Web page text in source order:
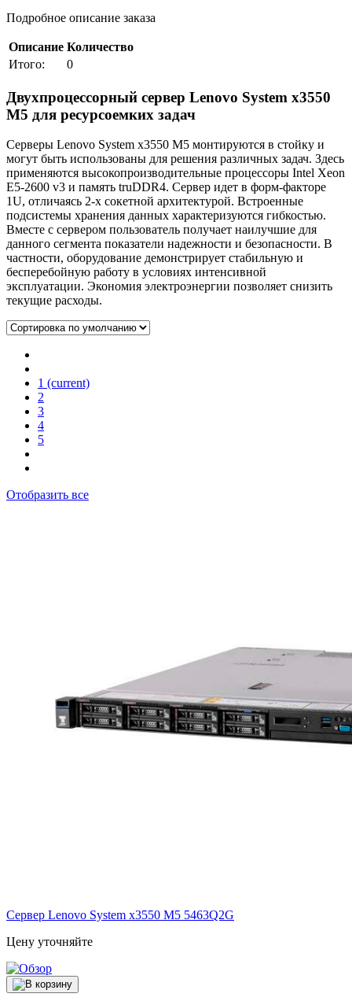
Подробное описание заказа
Описание Количество
Итого:
0
Двухпроцессорный сервер Lenovo System x3550
M5 для ресурсоемких задач
Серверы Lenovo System x3550 M5 монтируются в стойку и
могут быть использованы для решения различных задач. Здесь
применяются высокопроизводительные процессоры Intel Xeon
E5-2600 v3 и память truDDR4. Сервер идет в форм-факторе
1U, отличаясь 2-х сокетной архитектурой. Встроенные
подсистемы хранения данных характеризуются гибкостью.
Вместе с сервером пользователь получает наилучшие для
данного сегмента показатели надежности и безопасности. В
частности, оборудование демонстрирует стабильную и
бесперебойную работу в условиях интенсивной
эксплуатации. Экономия электроэнергии позволяет снизить
текущие расходы.
1 (current)
2
3
4
5
Отобразить все
Сервер Lenovo System x3550 M5 5463Q2G
Цену уточняйте